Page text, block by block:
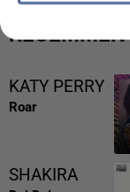
KATY PERRY
Roar
SHAKIRA